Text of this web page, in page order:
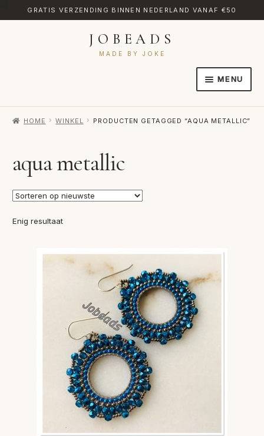
GRATIS VERZENDING BINNEN NEDERLAND VANAF €50
JOBEADS
MADE BY JOKE
MENU
CONTACT
MIJN ACCOUNT
RETOURNEREN
VOLG BESTELLING
WINKELWAGEN
HOME WINKEL PRODUCTEN GETAGGED “AQUA METALLIC”
aqua metallic
Enig resultaat